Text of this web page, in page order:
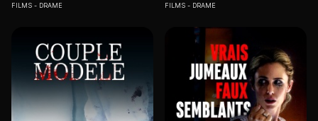
FILMS DRAME FILMS DRAME